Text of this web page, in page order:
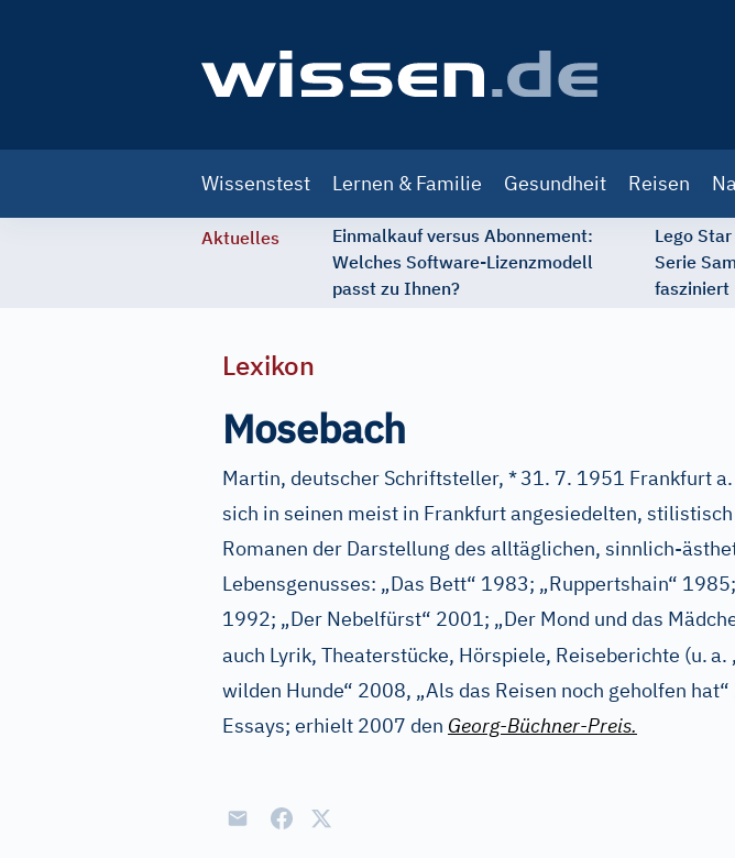
navigation
Wissenstest Lernen & Familie Gesundheit Reisen
Aktuelles
Einmalkauf versus Abonnement:
Welches Software-Lizenzmodell
passt zu Ihnen?
Lego
Serie
fasziniert
Lexikon
Mosebach
Martin, deutscher Schriftsteller, *31. 7. 1951 Frankfurt a.
sich in seinen meist in Frankfurt angesiedelten,
Romanen der Darstellung des alltäglichen, sinnlich-
Lebensgenusses: „Das Bett“ 1983; „Ruppertshain“
1992; „Der Nebelfürst“ 2001; „Der Mond und das
auch Lyrik, Theaterstücke, Hörspiele, Reiseberichte (u.a.
wilden Hunde“ 2008, „Als das Reisen noch geholfen
Essays; erhielt 2007 den Georg-Büchner-Preis.